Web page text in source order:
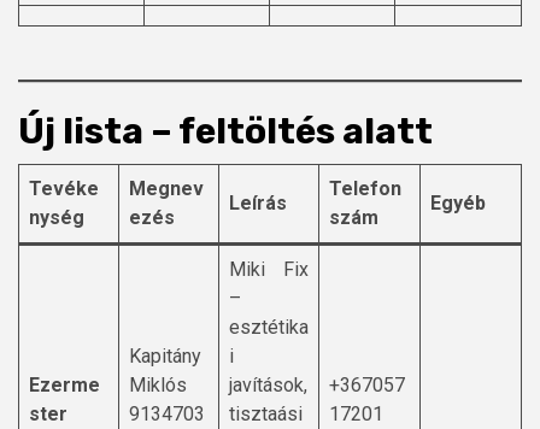
Új lista – feltöltés alatt
Tevéke
nység
Megnev
ezés
Leírás
Telefon
szám
Egyéb
Ezerme
ster
Kapitány
Miklós
9134703
Miki Fix
–
esztétika
i
javítások,
tisztaási
+367057
17201